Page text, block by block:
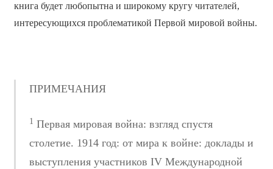
книга будет любопытна и широкому кругу читателей,
интересующихся проблематикой Первой мировой войны.
ПРИМЕЧАНИЯ
1 Первая мировая война: взгляд спустя
столетие. 1914 год: от мира к войне: доклады и
выступления участников IV Международной